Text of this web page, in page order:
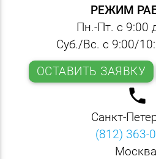
РЕЖИМ
Пн.-Пт. с 9:00
Суб./Вс. с 9:00/
ОСТАВИТЬ ЗАЯВКУ
local_phone
Санкт-
(812) 363-